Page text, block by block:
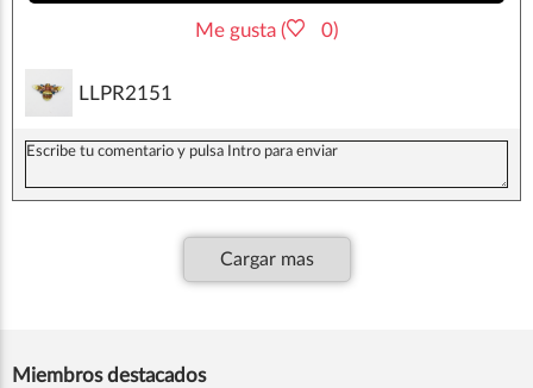
Me gusta ( 0)
LLPR2151
Cargar mas
Miembros destacados